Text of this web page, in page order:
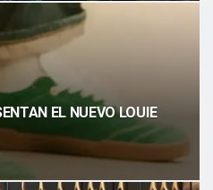
EL NUEVO LOUIE